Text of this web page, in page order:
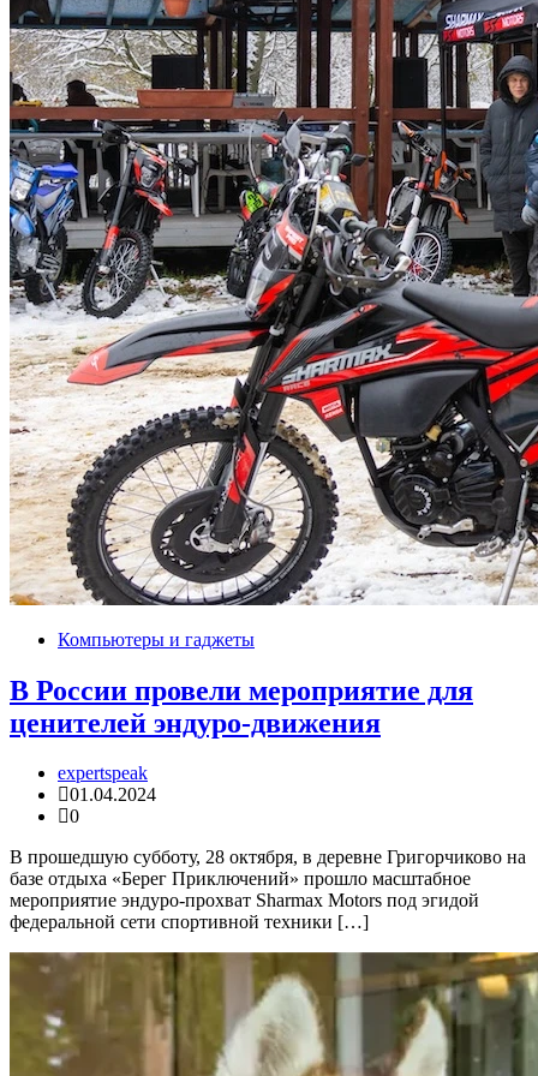
Компьютеры и гаджеты
В России провели мероприятие для
ценителей эндуро-движения
expertspeak
01.04.2024
0
В прошедшую субботу, 28 октября, в деревне Григорчиково на
базе отдыха «Берег Приключений» прошло масштабное
мероприятие эндуро-прохват Sharmax Motors под эгидой
федеральной сети спортивной техники […]